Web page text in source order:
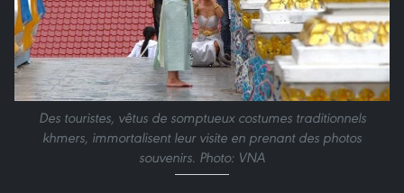
Des touristes, vêtus de somptueux costumes traditionnels
khmers, immortalisent leur visite en prenant des photos
souvenirs. Photo: VNA